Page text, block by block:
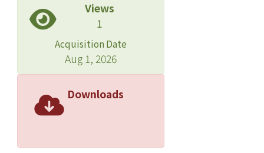
Views
1
Acquisition Date
Aug 1, 2026
Downloads